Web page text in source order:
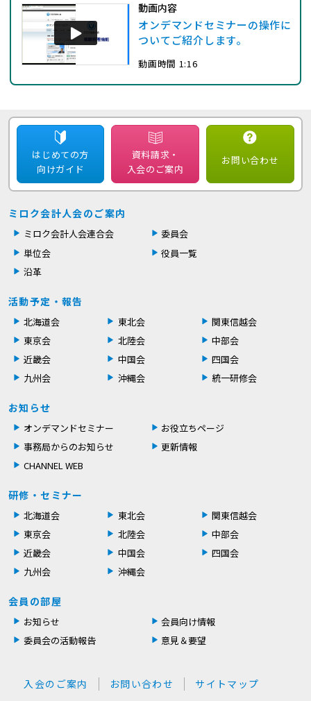
動画内容
オンデマンドセミナーの操作に
ついてご紹介します。
動画時間 1:16
はじめての方
向けガイド
資料請求・
入会のご案内
お問い合わせ
ミロク会計人会のご案内
ミロク会計人会連合会
委員会
単位会
役員一覧
沿革
活動予定・報告
北海道会 東北会
関東信越会
東京会
北陸会
中部会
近畿会
中国会
四国会
九州会
沖縄会 統一研修会
お知らせ
オンデマンドセミナー
お役立ちページ
事務局からのお知らせ
更新情報
CHANNEL WEB
研修・セミナー
北海道会 東北会
関東信越会
東京会
北陸会
中部会
近畿会
中国会
四国会
九州会
沖縄会
会員の部屋
お知らせ
会員向け情報
委員会の活動報告
意見＆要望
入会のご案内 お問い合わせ サイトマップ